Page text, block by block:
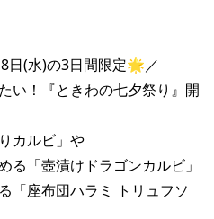
日(水)の3日間限定🌟／
い！『ときわの七夕祭り』開
カルビ」や
る「壺漬けドラゴンカルビ」
「座布団ハラミ トリュフソ